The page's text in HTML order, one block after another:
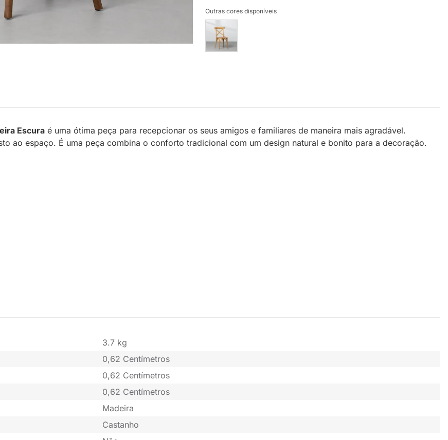
Outras cores disponíveis
Escura é uma ótima peça para recepcionar os seus amigos e familiares de maneira mais agradável.
ao espaço. É uma peça combina o conforto tradicional com um design natural e bonito para a decoração.
3.7 kg
0,62 Centímetros
0,62 Centímetros
0,62 Centímetros
Madeira
Castanho